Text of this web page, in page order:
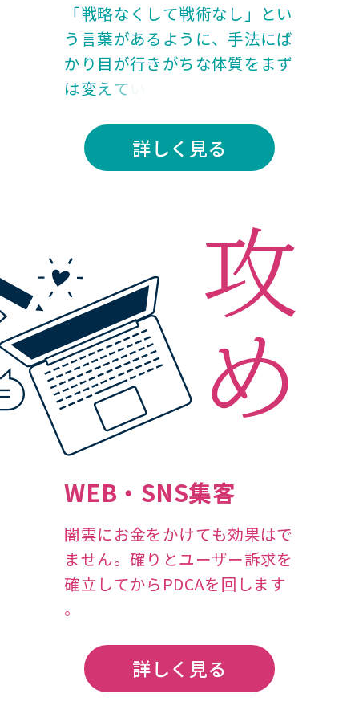
「戦略な く して戦術な し 」 とい
う 言葉がある よ う に、 手法にば
か り 目が行きがち な体質を まず
は変えて
詳しく見る
WEB・SNS集客
闇雲にお金をかけても効果はで
ません。 確り とユーザー訴求を
確立 してから PDCAを回 します
。
詳しく見る